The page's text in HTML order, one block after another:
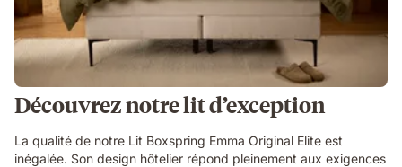
Découvrez notre lit d’exception
La qualité de notre Lit Boxspring Emma Original Elite est
inégalée. Son design hôtelier répond pleinement aux exigences